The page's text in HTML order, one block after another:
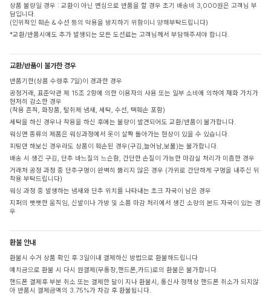
상품 불량일 경우 : 교환이 아닌 변심으로 반품을 할 경우 초기 배송비 3,000원은 고객님 부
담입니다.
(인위적인 훼손 & 수선 등의 악용을 방지하기 위함이니 양해부탁드립니다)
*교환/반품시에도 추가 발생되는 모든 도선료는 고객님께서 부담해주셔야 합니다.
교환/반품이 불가한 경우
반품기한(상품 수령후 7일)이 경과한 경우
공정거래, 표준약관 제 15조 2항에 의한 이용자의 사용 또는 일부 소비에 의하여 재화 가치가
현저히 감소한 경우
(착용 흔적, 화장품, 탈취제 냄새, 세탁, 수선, 택훼손 포함)
세탁을 하신 경우나 착용을 하신 후에는 불량이 발견되어도 교환/반품이 불가합니다.
워싱면 종류의 제품은 워싱과정에서 옷이 살짝 돌아가는 현상이 있을 수 있습니다.
피팅만 해보신 경우라도 상품이 훼손된 경우(구김,늘어남,보풀)는 불가합니다.
배송 시 생긴 구김, 단추 바느질의 느슨함, 간단한 손질이 가능한 마감실 처리가 미흡한 경우
거래처 공정 과정 중 단추구멍이 완벽히 뚫리지 않은 경우 (가위로 간단하게 구멍을 내주신 뒤
착용 부탁드립니다)
워싱 과정 중 발생하는 냄새와 단추 위치를 나타내는 초크 자국이 남은 경우
지퍼의 뻣뻣한 움직임, 신발이나 가방 및 소품 마감 처리에서 생긴 소량의 본드 자국이 있는 경
우
환불 안내
환불시 수거 상품 확인 후 3일이내 결제하신 방법으로 환불해드립니다
예치금으로 환불 시 다시 원결제(무통장,핸드폰,카드)로의 환불은 불가합니다.
핸드폰 결제후 부분 취소 또는 결제한 달이 지나 환불시, 통신사 정책상 핸드폰 취소가 되지않
아 반품시 결제금액의 3.75%가 차감 후 환불됩니다.